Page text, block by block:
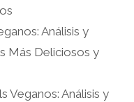
Análisis y
Más Deliciosos y
Veganos: Análisis y